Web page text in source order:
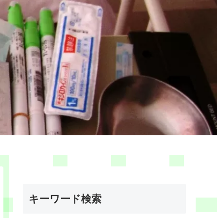
キーワード検索